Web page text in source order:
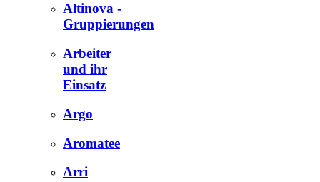
Altinova -
Gruppierungen
Arbeiter
und ihr
Einsatz
Argo
Aromatee
Arri